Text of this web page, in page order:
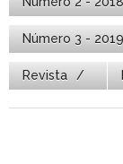
Número 3 -
Revista